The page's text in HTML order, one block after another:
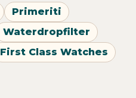
Primeriti
Waterdropfilter
First Class Watches